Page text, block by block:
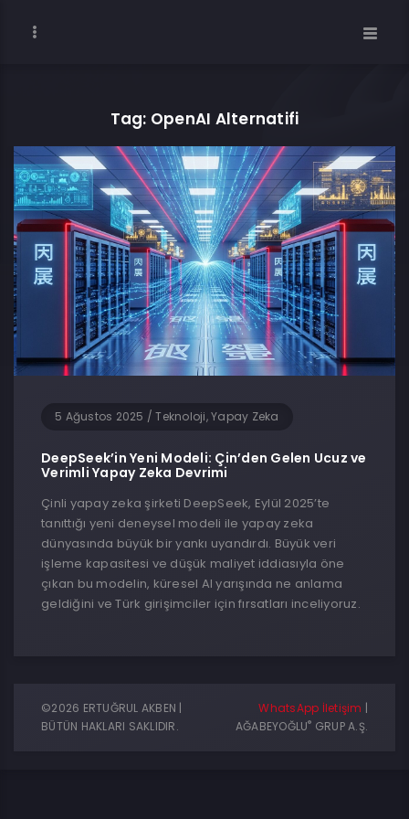
Tag: OpenAI Alternatifi
5 Ağustos 2025 /Teknoloji, Yapay Zeka
DeepSeek’in Yeni Modeli: Çin’den Gelen Ucuz ve
Verimli Yapay Zeka Devrimi
Çinli yapay zeka şirketi DeepSeek, Eylül 2025’te
tanıttığı yeni deneysel modeli ile yapay zeka
dünyasında büyük bir yankı uyandırdı. Büyük veri
işleme kapasitesi ve düşük maliyet iddiasıyla öne
çıkan bu modelin, küresel AI yarışında ne anlama
geldiğini ve Türk girişimciler için fırsatları inceliyoruz.
©2026 ERTUĞRUL AKBEN |
BÜTÜN HAKLARI SAKLIDIR.
WhatsApp İletişim |
AĞABEYOĞLU® GRUP A.Ş.